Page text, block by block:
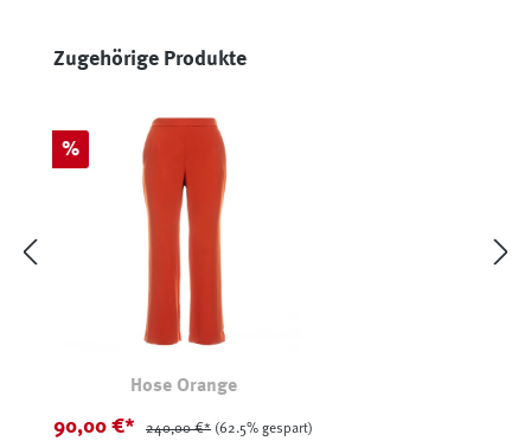
Produktgalerie überspringen
Zugehörige Produkte
Rabatt
%
Hose Orange
90,00 €* 240,00 €* (62.5% gespart)